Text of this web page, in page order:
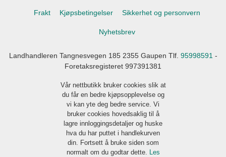
Frakt Kjøpsbetingelser Sikkerhet og personvern
Nyhetsbrev
Landhandleren Tangnesvegen 185 2355 Gaupen Tlf. 95998591 -
Foretaksregisteret 997391381
Vår nettbutikk bruker cookies slik at
du får en bedre kjøpsopplevelse og
vi kan yte deg bedre service. Vi
bruker cookies hovedsaklig til å
lagre innloggingsdetaljer og huske
hva du har puttet i handlekurven
din. Fortsett å bruke siden som
normalt om du godtar dette. Les